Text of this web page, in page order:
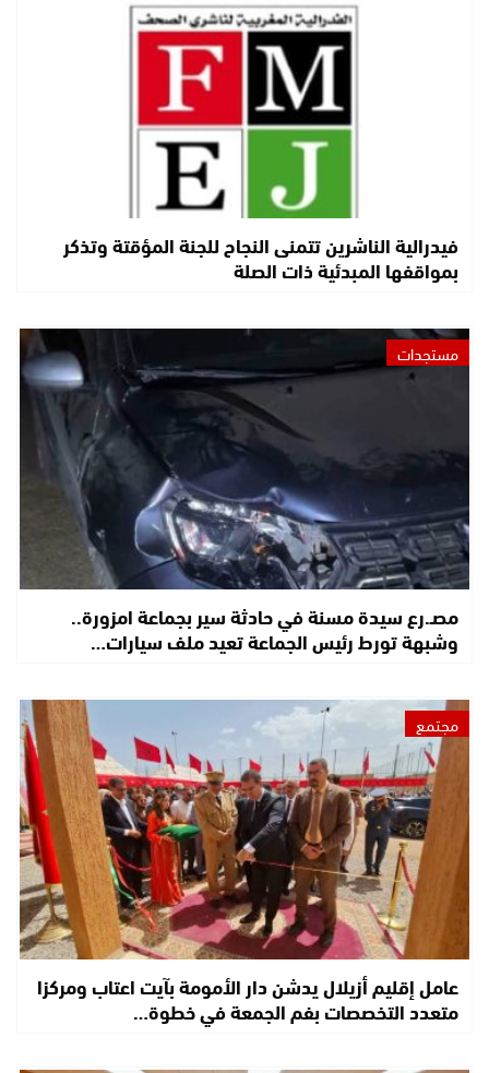
فيدرالية الناشرين تتمنى النجاح للجنة المؤقتة وتذكر
بمواقفها المبدئية ذات الصلة
مستجدات
مصـ.رع سيدة مسنة في حادثة سير بجماعة امزورة..
وشبهة تورط رئيس الجماعة تعيد ملف سيارات…
مجتمع
عامل إقليم أزيلال يدشن دار الأمومة بآيت اعتاب ومركزا
متعدد التخصصات بفم الجمعة في خطوة…